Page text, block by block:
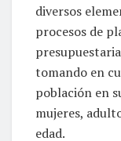
diversos
procesos de
tomando en
población en
mujeres,
edad.